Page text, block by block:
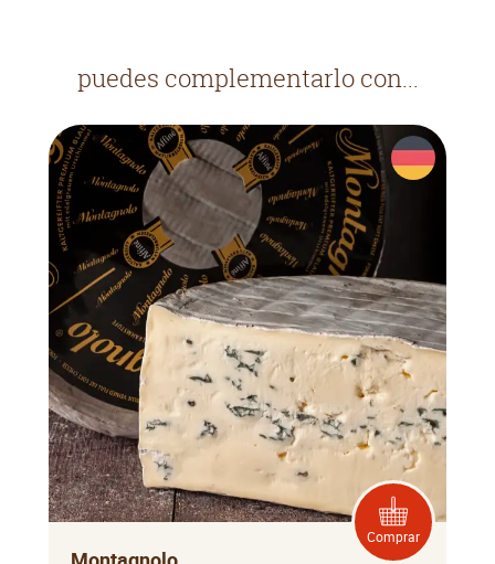
puedes complementarlo con...
Comprar